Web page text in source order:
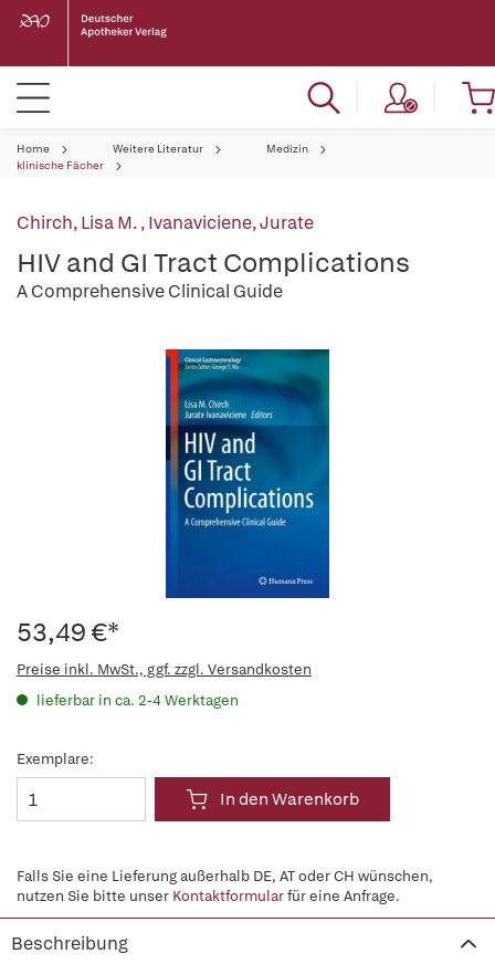
Home Weitere Literatur
Medizin
klinische Fächer
Chirch, Lisa M.,Ivanaviciene, Jurate
HIV and GI Tract Complications
A Comprehensive Clinical Guide
53,49 €*
Preise inkl. MwSt., ggf. zzgl. Versandkosten
lieferbar in ca. 2-4 Werktagen
Exemplare:
In den Warenkorb
Falls Sie eine Lieferung außerhalb DE, AT oder CH wünschen,
nutzen Sie bitte unser Kontaktformularfür eine Anfrage.
Beschreibung